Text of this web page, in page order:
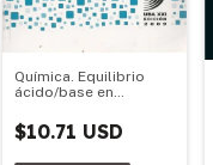
Química. Equilibrio
ácido/base en
$10.71 USD